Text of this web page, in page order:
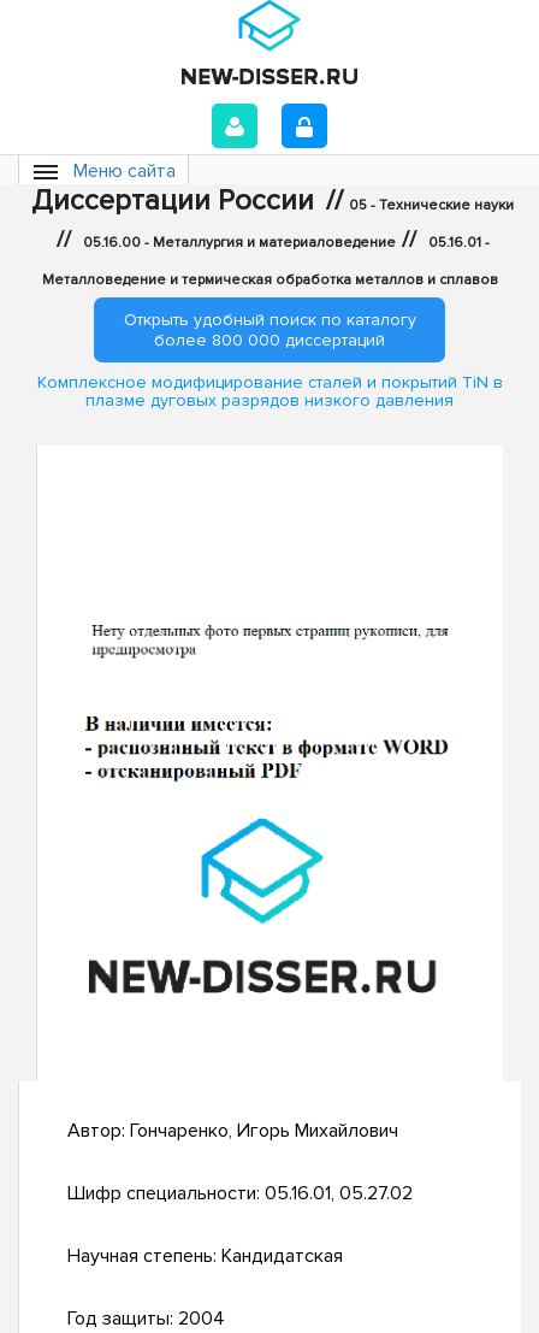
Меню сайта
Диссертации России // 05 - Технические науки
// 05.16.00 - Металлургия и материаловедение // 05.16.01 -
Металловедение и термическая обработка металлов и сплавов
Открыть удобный поиск по каталогу
более 800 000 диссертаций
Комплексное модифицирование сталей и покрытий TiN в
плазме дуговых разрядов низкого давления
Автор: Гончаренко, Игорь Михайлович
Шифр специальности: 05.16.01, 05.27.02
Научная степень: Кандидатская
Год защиты: 2004